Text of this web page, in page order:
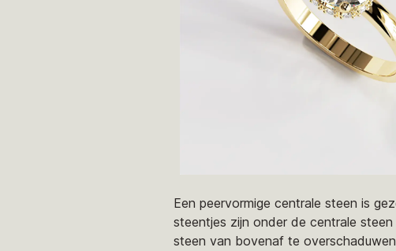
Een peervormige centrale steen is
steentjes zijn onder de centrale
steen van bovenaf te